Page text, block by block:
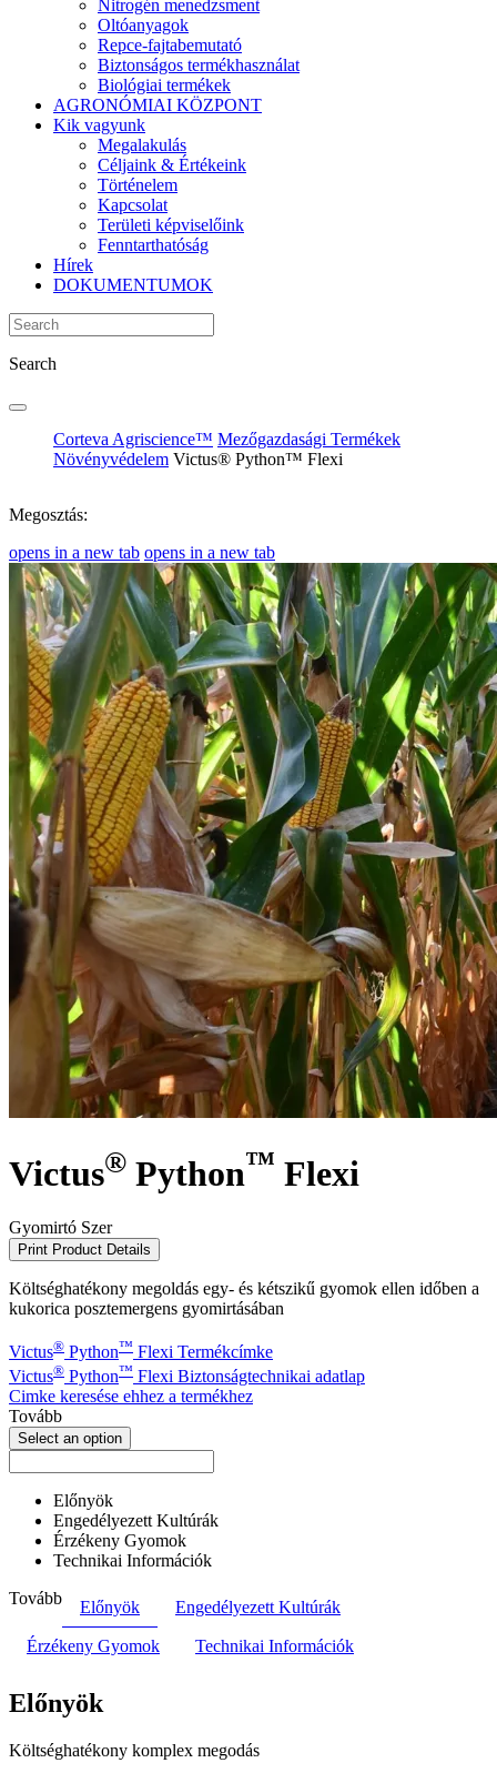
Nitrogén menedzsment
Oltóanyagok
Repce-fajtabemutató
Biztonságos termékhasználat
Biológiai termékek
AGRONÓMIAI KÖZPONT
Kik vagyunk
Megalakulás
Céljaink & Értékeink
Történelem
Kapcsolat
Területi képviselőink
Fenntarthatóság
Hírek
DOKUMENTUMOK
Search
Corteva Agriscience™ Mezőgazdasági Termékek
Növényvédelem Victus® Python™ Flexi
Megosztás:
opens in a new tab opens in a new tab
Victus® Python™ Flexi
Gyomirtó Szer
Print Product Details
Költséghatékony megoldás egy- és kétszikű gyomok ellen időben a
kukorica posztemergens gyomirtásában
Victus® Python™ Flexi Termékcímke
Victus® Python™ Flexi Biztonságtechnikai adatlap
Cimke keresése ehhez a termékhez
Tovább
Select an option
Előnyök
Engedélyezett Kultúrák
Érzékeny Gyomok
Technikai Információk
Tovább
Előnyök Engedélyezett Kultúrák
Érzékeny Gyomok Technikai Információk
Előnyök
Költséghatékony komplex megodás